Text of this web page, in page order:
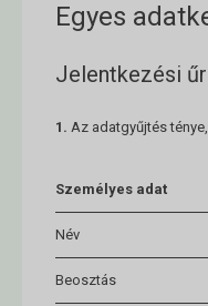
Egyes
Jelentkezési
1. Az adatgyűjtés
Személyes adat
Név
Beosztás